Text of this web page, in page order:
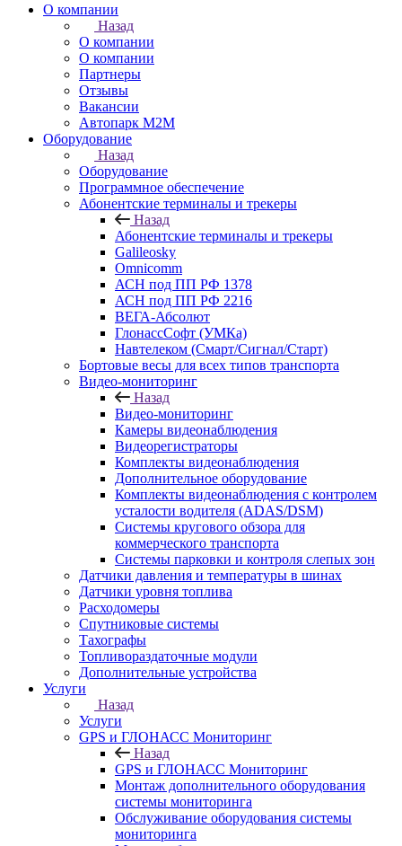
О компании
Назад
О компании
О компании
Партнеры
Отзывы
Вакансии
Автопарк М2М
Оборудование
Назад
Оборудование
Программное обеспечение
Абонентские терминалы и трекеры
Назад
Абонентские терминалы и трекеры
Galileosky
Omnicomm
АСН под ПП РФ 1378
АСН под ПП РФ 2216
ВЕГА-Абсолют
ГлонассСофт (УМКа)
Навтелеком (Смарт/Сигнал/Старт)
Бортовые весы для всех типов транспорта
Видео-мониторинг
Назад
Видео-мониторинг
Камеры видеонаблюдения
Видеорегистраторы
Комплекты видеонаблюдения
Дополнительное оборудование
Комплекты видеонаблюдения с контролем
усталости водителя (ADAS/DSM)
Системы кругового обзора для
коммерческого транспорта
Системы парковки и контроля слепых зон
Датчики давления и температуры в шинах
Датчики уровня топлива
Расходомеры
Спутниковые системы
Тахографы
Топливораздаточные модули
Дополнительные устройства
Услуги
Назад
Услуги
GPS и ГЛОНАСС Мониторинг
Назад
GPS и ГЛОНАСС Мониторинг
Монтаж дополнительного оборудования
системы мониторинга
Обслуживание оборудования системы
мониторинга